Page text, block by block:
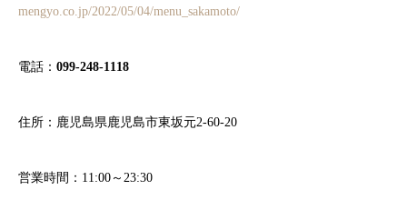
mengyo.co.jp/2022/05/04/menu_sakamoto/
電話： 099-248-1118
住所：鹿児島県鹿児島市東坂元2-60-20
営業時間：11:00～23:30